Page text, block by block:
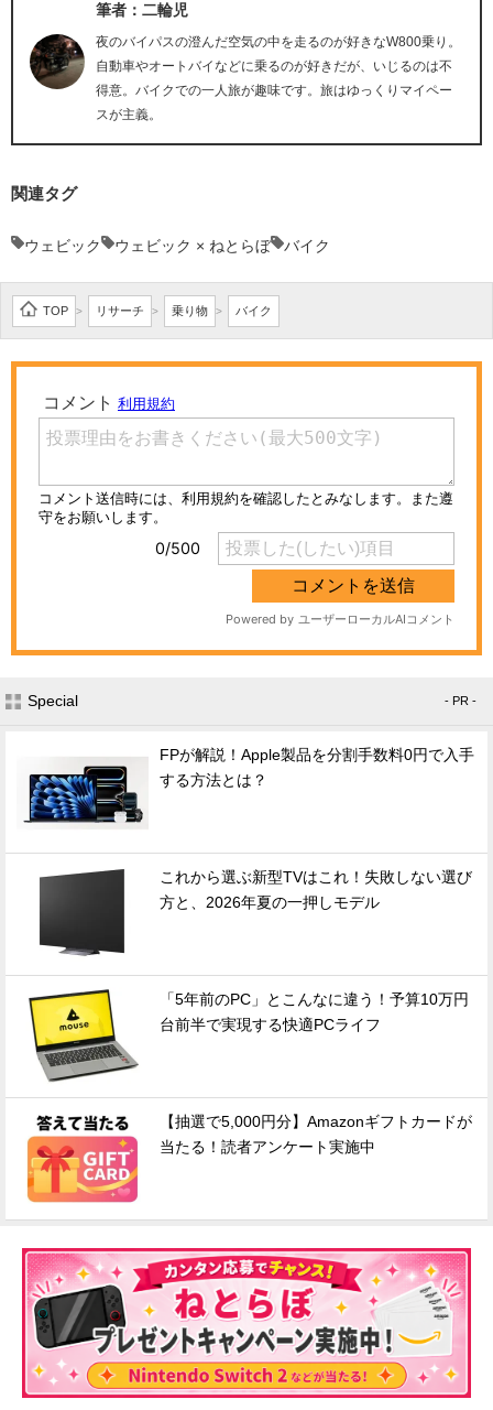
筆者：二輪児
夜のバイパスの澄んだ空気の中を走るのが好きなW800乗り。
自動車やオートバイなどに乗るのが好きだが、いじるのは不
得意。バイクでの一人旅が趣味です。旅はゆっくりマイペー
スが主義。
関連タグ
ウェビック ウェビック × ねとらぼ バイク
TOP > リサーチ > 乗り物 > バイク
Special - PR -
FPが解説！Apple製品を分割手数料0円で入手
する方法とは？
これから選ぶ新型TVはこれ！失敗しない選び
方と、2026年夏の一押しモデル
「5年前のPC」とこんなに違う！予算10万円
台前半で実現する快適PCライフ
【抽選で5,000円分】Amazonギフトカードが
当たる！読者アンケート実施中